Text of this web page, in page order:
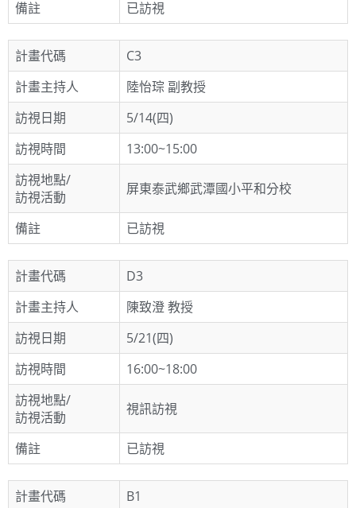
備註 已訪視
計畫代碼
C3
計畫主持人
陸怡琮 副教授
訪視日期
5/14(四)
訪視時間
13:00~15:00
訪視地點/
訪視活動
屏東泰武鄉武潭國小平和分校
備註 已訪視
計畫代碼
D3
計畫主持人
陳致澄 教授
訪視日期
5/21(四)
訪視時間
16:00~18:00
訪視地點/
訪視活動
視訊訪視
備註 已訪視
計畫代碼
B1